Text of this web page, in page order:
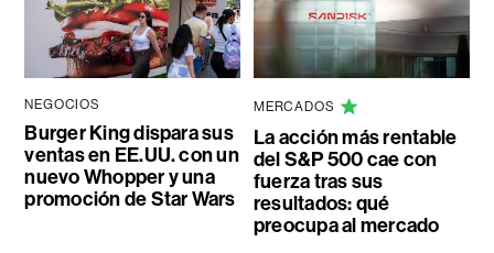
NEGOCIOS
Burger King dispara sus
ventas en EE.UU. con un
nuevo Whopper y una
promoción de Star Wars
MERCADOS
La acción más rentable
del S&P 500 cae con
fuerza tras sus
resultados: qué
preocupa al mercado